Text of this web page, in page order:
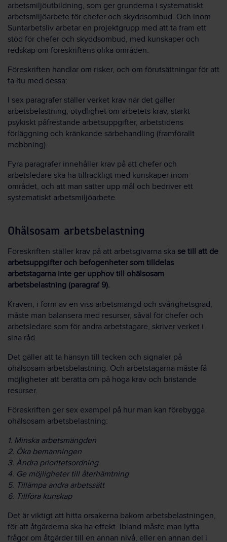
arbetsmiljöutbildning, som ger grunderna i systematiskt
arbetsmiljöarbete för chefer och skyddsombud. Och inom
Suntarbetsliv arbetar en projektgrupp med att ta fram ett
stöd för chefer och skyddsombud, med kunskaper och
redskap om föreskriftens olika områden.
Föreskriften handlar om risker, och om förutsättningar för att
ta itu med dessa:
I sex paragrafer ställer verket krav när det gäller
arbetsbelastning, otydlighet om arbetets krav, starkt
psykiskt påfrestande arbetsuppgifter, arbetstidens
förläggning och kränkande särbehandling (framförallt
mobbning).
Fyra paragrafer innehåller krav på att chefer och
arbetsledare ska ha tillräckligt med kunskaper inom
området, och att man sätter upp mål och bedriver ett
systematiskt arbetsmiljöarbete.
Ohälsosam arbetsbelastning
Föreskriften ställer krav på att arbetsgivarna ska se till att de
arbetsuppgifter och befogenheter som tilldelas
arbetstagarna inte ger upphov till ohälsosam
arbetsbelastning (paragraf 9).
Kraven, i form av en viss arbetsmängd och svårighetsgrad,
måste man balansera med resurser, såväl för chefer och
arbetsledare som för andra arbetstagare, skriver verket i
sina råd.
Det gäller att ta hänsyn till tecken och signaler på
ohälsosam arbetsbelastning. Och arbetstagarna måste få
möjligheter att berätta om på höga krav och bristande
resurser.
Föreskriften ger sex exempel på hur man kan förebygga
ohälsosam arbetsbelastning:
1. Minska arbetsmängden
2. Öka bemanningen
3. Ändra prioritetsordning
4. Ge möjligheter till återhämtning
5. Tillämpa andra arbetssätt
6. Tillföra kunskap
Det är viktigt att hitta orsakerna bakom arbetsbelastningen,
för att åtgärderna ska ha effekt. Ibland måste man lyfta
frågor om åtgärder till en annan nivå, eller en annan del i